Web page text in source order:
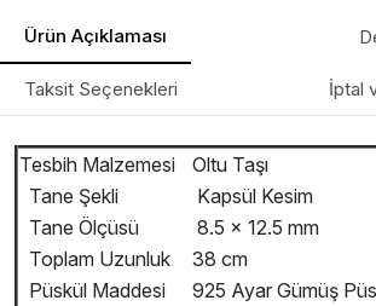
Ürün Açıklaması
Taksit Seçenekleri
Tesbih Malzemesi
Oltu Taşı
Tane Şekli
Kapsül Kesim
Tane Ölçüsü
8.5 x 12.5 mm
Toplam Uzunluk
38 cm
Püskül Maddesi
925 Ayar Gümüş